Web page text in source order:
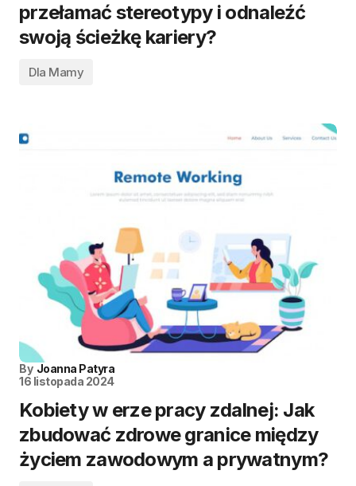
przełamać stereotypy i odnaleźć
swoją ścieżkę kariery?
Dla Mamy
By Joanna Patyra
16 listopada 2024
Kobiety w erze pracy zdalnej: Jak
zbudować zdrowe granice między
życiem zawodowym a prywatnym?